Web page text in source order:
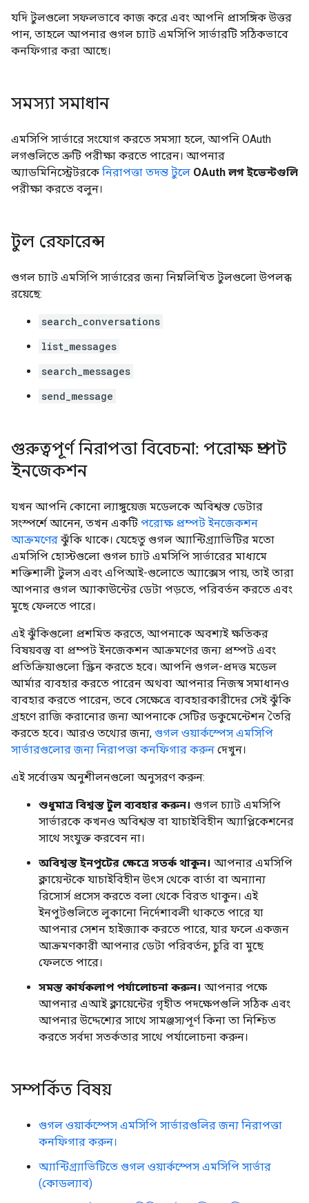
যদি টুলগুলো সফলভাবে কাজ করে এবং আপনি প্রাসঙ্গিক উত্তর
পান, তাহলে আপনার গুগল চ্যাট এমসিপি সার্ভারটি সঠিকভাবে
কনফিগার করা আছে।
সমস্যা সমাধান
এমসিপি সার্ভারে সংযোগ করতে সমস্যা হলে, আপনি OAuth
লগগুলিতে ত্রুটি পরীক্ষা করতে পারেন। আপনার
অ্যাডমিনিস্ট্রেটরকে নিরাপত্তা তদন্ত টুলে OAuth লগ ইভেন্টগুলি
পরীক্ষা করতে বলুন।
টুল রেফারেন্স
গুগল চ্যাট এমসিপি সার্ভারের জন্য নিম্নলিখিত টুলগুলো উপলব্ধ
রয়েছে:
search_conversations
list_messages
search_messages
send_message
গুরুত্বপূর্ণ নিরাপত্তা বিবেচনা: পরোক্ষ প্রম্পট
ইনজেকশন
যখন আপনি কোনো ল্যাঙ্গুয়েজ মডেলকে অবিশ্বস্ত ডেটার
সংস্পর্শে আনেন, তখন একটি পরোক্ষ প্রম্পট ইনজেকশন
আক্রমণেরঝুঁকি থাকে। যেহেতু গুগল অ্যান্টিগ্র্যাভিটির মতো
এমসিপি হোস্টগুলো গুগল চ্যাট এমসিপি সার্ভারের মাধ্যমে
শক্তিশালী টুলস এবং এপিআই-গুলোতে অ্যাক্সেস পায়, তাই তারা
আপনার গুগল অ্যাকাউন্টের ডেটা পড়তে, পরিবর্তন করতে এবং
মুছে ফেলতে পারে।
এই ঝুঁকিগুলো প্রশমিত করতে, আপনাকে অবশ্যই ক্ষতিকর
বিষয়বস্তু বা প্রম্পট ইনজেকশন আক্রমণের জন্য প্রম্পট এবং
প্রতিক্রিয়াগুলো স্ক্রিন করতে হবে। আপনি গুগল-প্রদত্ত মডেল
আর্মার ব্যবহার করতে পারেন অথবা আপনার নিজস্ব সমাধানও
ব্যবহার করতে পারেন, তবে সেক্ষেত্রে ব্যবহারকারীদের সেই ঝুঁকি
গ্রহণে রাজি করানোর জন্য আপনাকে সেটির ডকুমেন্টেশন তৈরি
করতে হবে। আরও তথ্যের জন্য, গুগল ওয়ার্কস্পেস এমসিপি
সার্ভারগুলোর জন্য নিরাপত্তা কনফিগার করুন দেখুন।
এই সর্বোত্তম অনুশীলনগুলো অনুসরণ করুন:
শুধুমাত্র বিশ্বস্ত টুল ব্যবহার করুন। গুগল চ্যাট এমসিপি
সার্ভারকে কখনও অবিশ্বস্ত বা যাচাইবিহীন অ্যাপ্লিকেশনের
সাথে সংযুক্ত করবেন না।
অবিশ্বস্ত ইনপুটের ক্ষেত্রে সতর্ক থাকুন। আপনার এমসিপি
ক্লায়েন্টকে যাচাইবিহীন উৎস থেকে বার্তা বা অন্যান্য
রিসোর্স প্রসেস করতে বলা থেকে বিরত থাকুন। এই
ইনপুটগুলিতে লুকানো নির্দেশাবলী থাকতে পারে যা
আপনার সেশন হাইজ্যাক করতে পারে, যার ফলে একজন
আক্রমণকারী আপনার ডেটা পরিবর্তন, চুরি বা মুছে
ফেলতে পারে।
সমস্ত কার্যকলাপ পর্যালোচনা করুন। আপনার পক্ষে
আপনার এআই ক্লায়েন্টের গৃহীত পদক্ষেপগুলি সঠিক এবং
আপনার উদ্দেশ্যের সাথে সামঞ্জস্যপূর্ণ কিনা তা নিশ্চিত
করতে সর্বদা সতর্কতার সাথে পর্যালোচনা করুন।
সম্পর্কিত বিষয়
গুগল ওয়ার্কস্পেস এমসিপি সার্ভারগুলির জন্য নিরাপত্তা
কনফিগার করুন।
অ্যান্টিগ্র্যাভিটিতে গুগল ওয়ার্কস্পেস এমসিপি সার্ভার
(কোডল্যাব)